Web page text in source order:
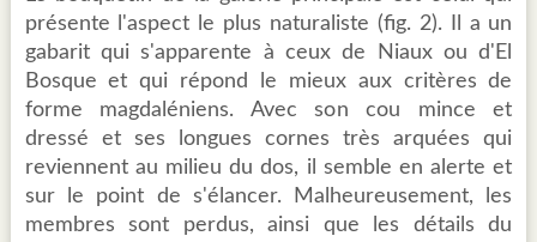
présente l'aspect le plus naturaliste (fig. 2). Il a un
gabarit qui s'apparente à ceux de Niaux ou d'El
Bosque et qui répond le mieux aux critères de
forme magdaléniens. Avec son cou mince et
dressé et ses longues cornes très arquées qui
reviennent au milieu du dos, il semble en alerte et
sur le point de s'élancer. Malheureusement, les
membres sont perdus, ainsi que les détails du